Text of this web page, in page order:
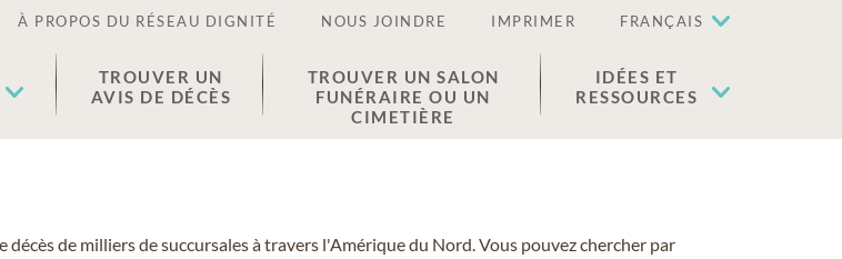
À PROPOS DU RÉSEAU DIGNITÉ NOUS JOINDRE IMPRIMER FRANÇAIS
TROUVER UN
AVIS DE DÉCÈS
TROUVER UN SALON
FUNÉRAIRE OU UN
CIMETIÈRE
IDÉES ET
RESSOURCES
décès de milliers de succursales à travers l'Amérique du Nord. Vous pouvez chercher par